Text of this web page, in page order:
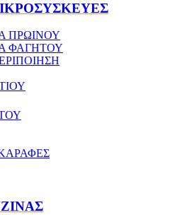
ΠΡΩΙΝΟΥ
ΦΑΓΗΤΟΥ